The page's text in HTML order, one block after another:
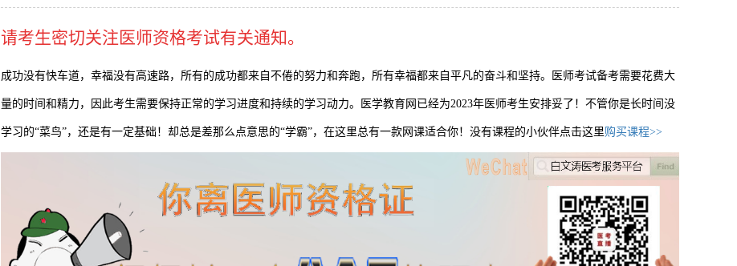
请考生密切关注医师资格考试有关通知。
成功没有快车道，幸福没有高速路，所有的成功都来自不倦的努力和奔跑，所有幸福都来自平凡的奋斗和坚持。医师考试备考需要花费大
量的时间和精力，因此考生需要保持正常的学习进度和持续的学习动力。医学教育网已经为2023年医师考生安排妥了！不管你是长时间没
学习的“菜鸟”，还是有一定基础！却总是差那么点意思的“学霸”，在这里总有一款网课适合你！没有课程的小伙伴点击这里购买课程>>